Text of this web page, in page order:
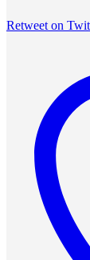
Retweet on